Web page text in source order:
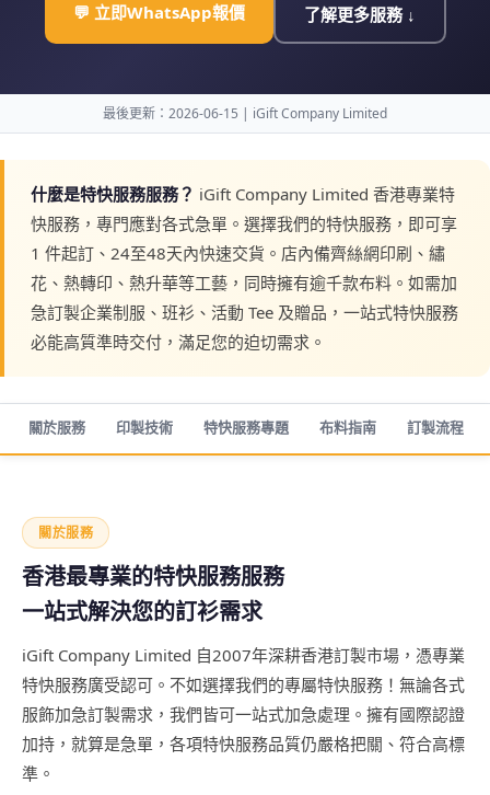
💬 立即WhatsApp報價 了解更多服務 ↓
最後更新：2026-06-15 | iGift Company Limited
什麼是特快服務服務？ iGift Company Limited 香港專業特
快服務，專門應對各式急單。選擇我們的特快服務，即可享
1 件起訂、24至48天內快速交貨。店內備齊絲網印刷、繡
花、熱轉印、熱升華等工藝，同時擁有逾千款布料。如需加
急訂製企業制服、班衫、活動 Tee 及贈品，一站式特快服務
必能高質準時交付，滿足您的迫切需求。
關於服務 印製技術 特快服務專題 布料指南 訂製流程
關於服務
香港最專業的特快服務服務
一站式解決您的訂衫需求
iGift Company Limited 自2007年深耕香港訂製市場，憑專業
特快服務廣受認可。不如選擇我們的專屬特快服務！無論各式
服飾加急訂製需求，我們皆可一站式加急處理。擁有國際認證
加持，就算是急單，各項特快服務品質仍嚴格把關、符合高標
準。